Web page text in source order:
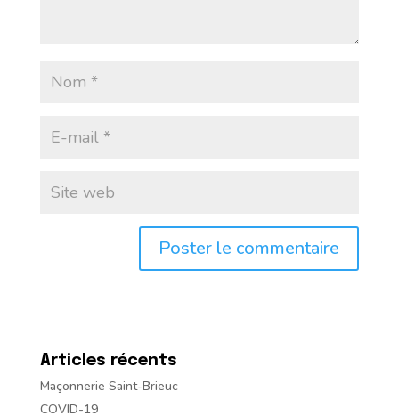
Articles récents
Maçonnerie Saint-Brieuc
COVID-19